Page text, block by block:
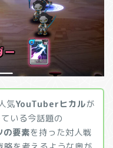
気YouTuberヒカルが
いる今話題の
要素を持った対人戦